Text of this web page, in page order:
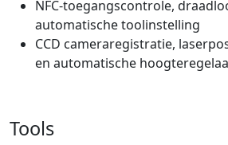
NFC‑toegangscontrole,
automatische toolinstelling
CCD cameraregistratie,
en automatische
Tools